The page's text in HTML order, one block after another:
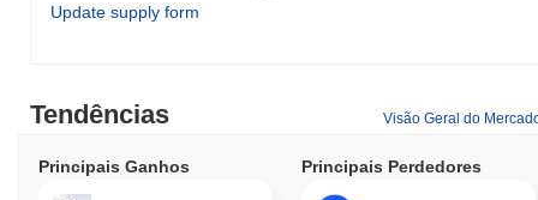
Update supply form
Tendências Visão Geral do
Principais Ganhos Principais Perdedores